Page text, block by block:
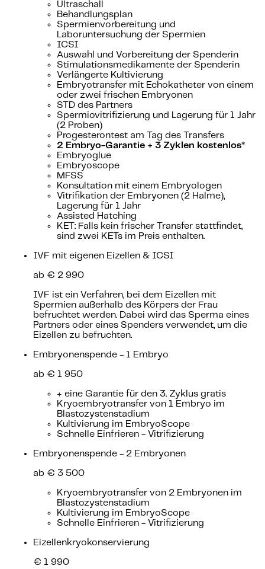
Ultraschall
Behandlungsplan
Spermienvorbereitung und
Laboruntersuchung der Spermien
ICSI
Auswahl und Vorbereitung der Spenderin
Stimulationsmedikamente der Spenderin
Verlängerte Kultivierung
Embryotransfer mit Echokatheter von einem
oder zwei frischen Embryonen
STD des Partners
Spermiovitrifizierung und Lagerung für 1 Jahr
(2 Proben)
Progesterontest am Tag des Transfers
2 Embryo-Garantie + 3 Zyklen kostenlos*
Embryoglue
Embryoscope
MFSS
Konsultation mit einem Embryologen
Vitrifikation der Embryonen (2 Halme),
Lagerung für 1 Jahr
Assisted Hatching
KET: Falls kein frischer Transfer stattfindet,
sind zwei KETs im Preis enthalten.
IVF mit eigenen Eizellen & ICSI
ab € 2 990
IVF ist ein Verfahren, bei dem Eizellen mit
Spermien außerhalb des Körpers der Frau
befruchtet werden. Dabei wird das Sperma eines
Partners oder eines Spenders verwendet, um die
Eizellen zu befruchten.
Embryonenspende - 1 Embryo
ab € 1 950
+ eine Garantie für den 3. Zyklus gratis
Kryoembryotransfer von 1 Embryo im
Blastozystenstadium
Kultivierung im EmbryoScope
Schnelle Einfrieren - Vitrifizierung
Embryonenspende - 2 Embryonen
ab € 3 500
Kryoembryotransfer von 2 Embryonen im
Blastozystenstadium
Kultivierung im EmbryoScope
Schnelle Einfrieren - Vitrifizierung
Eizellenkryokonservierung
€ 1 990